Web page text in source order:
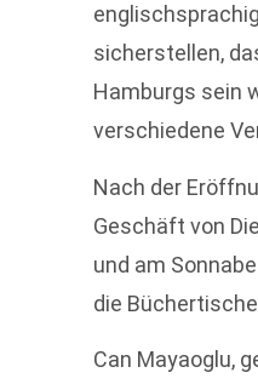
sicherstellen,
Hamburgs sein
verschiedene
Nach der
Geschäft von
und am
die
Can Mayaoglu,